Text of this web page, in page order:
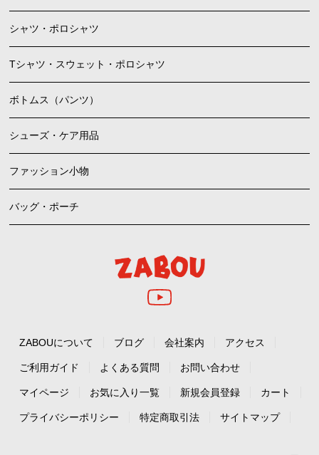
シャツ・ポロシャツ
Tシャツ・スウェット・ポロシャツ
ボトムス（パンツ）
シューズ・ケア用品
ファッション小物
バッグ・ポーチ
ZABOUについて ブログ 会社案内 アクセス
ご利用ガイド よくある質問 お問い合わせ
マイページ お気に入り一覧 新規会員登録 カート
プライバシーポリシー 特定商取引法 サイトマップ